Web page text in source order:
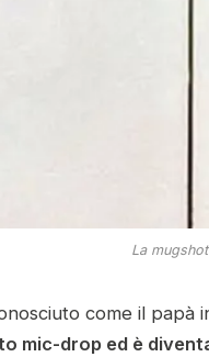
La
come il papà
mic-drop ed è